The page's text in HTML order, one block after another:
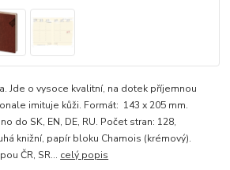
Jde o vysoce kvalitní, na dotek příjemnou
imituje kůži. Formát: 143 x 205 mm.
do SK, EN, DE, RU. Počet stran: 128,
knižní, papír bloku Chamois (krémový).
ČR, SR... celý popis